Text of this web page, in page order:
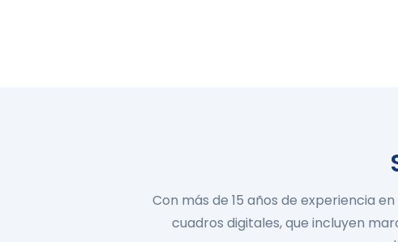
Con más de 15 años de experiencia
cuadros digitales, que incluyen